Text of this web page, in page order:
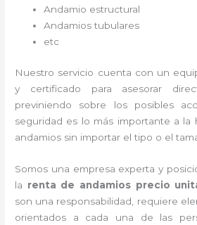
Andamio estructural
Andamios tubulares
etc
Nuestro servicio cuenta con un
y certificado para asesorar
previniendo sobre los posibles
seguridad es lo más importante a la
andamios sin importar el tipo o el
Somos una empresa experta y
la renta de andamios precio
son una responsabilidad, requiere
orientados a cada una de las